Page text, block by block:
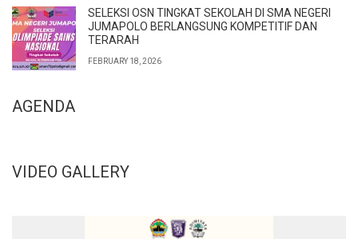
SELEKSI OSN TINGKAT SEKOLAH DI SMA NEGERI
JUMAPOLO BERLANGSUNG KOMPETITIF DAN
TERARAH
FEBRUARY 18, 2026
AGENDA
VIDEO GALLERY